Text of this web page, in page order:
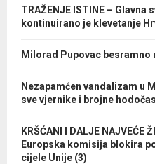
TRAŽENJE ISTINE –
kontinuirano je klevetanje
Milorad Pupovac besramno
Nezapamćen vandalizam u
sve vjernike i brojne
KRŠĆANI I DALJE NAJVEĆE
Europska komisija blokira
cijele Unije (3)